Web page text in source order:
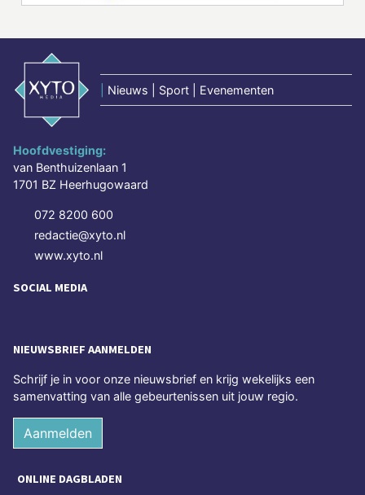
Nieuws | Sport | Evenementen
Hoofdvestiging:
van Benthuizenlaan 1
1701 BZ Heerhugowaard
072 8200 600
redactie@xyto.nl
www.xyto.nl
SOCIAL MEDIA
NIEUWSBRIEF AANMELDEN
Schrijf je in voor onze nieuwsbrief en krijg wekelijks een
samenvatting van alle gebeurtenissen uit jouw regio.
Aanmelden
ONLINE DAGBLADEN